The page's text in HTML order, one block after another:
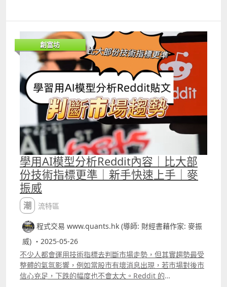
創富坊
學用AI模型分析Reddit內容｜比大部
份技術指標更準｜新手快速上手｜麥
振威
潮流特區
程式交易 www.quants.hk (導師: 財經書藉作家: 麥振
威) ・2025-05-26
不少人都會運用技術指標去判斷市場走勢，但其實趨勢最受
整體的氣氛影響，例如當股市有壞消息出現，若市場對後市
信心充足，下跌的幅度也不會太大。Reddit 的